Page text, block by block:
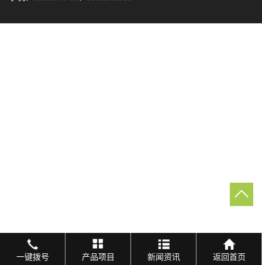
一键拨号 产品项目 新闻资讯 返回首页